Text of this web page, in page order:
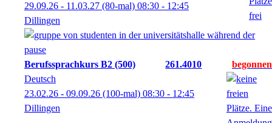
Berufssprachkurs B2 (500)
261.4010
Deutsch
23.02.26 - 09.09.26 (100-mal) 08:30 - 12:45
Dillingen
29.09.26 - 11.03.27 (80-mal) 08:30 - 12:45
Dillingen